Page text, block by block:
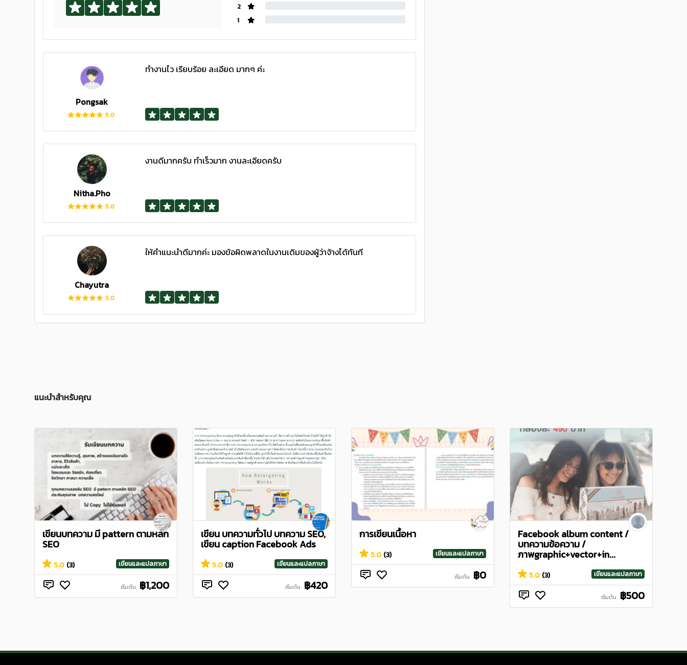
2
1
Pongsak
5.0
ทำงานไว เรียบร้อย ละเอียด มากๆ ค่ะ
Nitha.Pho
5.0
งานดีมากครับ ทำเร็วมาก งานละเอียดครับ
Chayutra
5.0
ให้คำแนะนำดีมากค่ะ มองข้อผิดพลาดในงานเดิมของผู้ว่าจ้างได้ทันที
แนะนำสำหรับคุณ
เขียนบทความ มี pattern ตามหลัก
SEO
5.0 (3) เขียนและแปลภาษา
เริ่มต้น ฿1,200
เขียน บทความทั่วไป บทความ SEO,
เขียน caption Facebook Ads
5.0 (3) เขียนและแปลภาษา
เริ่มต้น ฿420
การเขียนเนื้อหา
5.0 (3) เขียนและแปลภาษา
เริ่มต้น ฿0
Facebook album content /
บทความข้อความ /
ภาพgraphic+vector+in...
5.0 (3) เขียนและแปลภาษา
เริ่มต้น ฿500